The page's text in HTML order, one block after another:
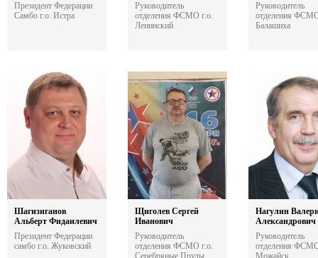
Президент Федерации
Самбо г.о. Истра
Руководитель
отделения ФСМО г.о.
Ленинский
Руководитель
отделения
Балашиха
Шагизиганов
Альберт Фидаилевич
Президент Федерации
самбо г.о. Жуковский
Щиголев Сергей
Иванович
Руководитель
отделения ФСМО г.о.
Серебряные Пруды
Нагулин
Александрович
Руководитель
отделения
Можайск